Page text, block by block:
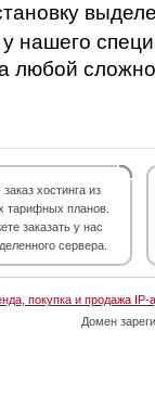
у нашего
любой
заказ хостинга из
тарифных планов.
заказать у нас
сервера.
покупка и продажа IP-
Домен